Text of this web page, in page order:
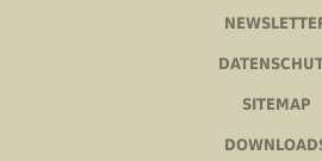
SITEMAP